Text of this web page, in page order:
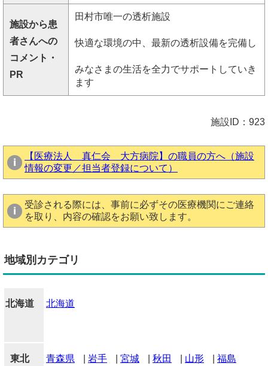
施設から患
者さんへの
コメント・
PR
田村市唯一の透析施設
快適な環境の中、最新の透析設備を完備し
みなさまの生活を全力でサポートしていき
ます
施設ID：923
【医療法人 真仁会 大方病院】の職員の方へ（施設
情報の変更／担当者登録について）
受診される際には、事前に必ずその医療機関にご連絡
を取り、内容の確認をお願い致します。
地域別カテゴリ
北海道 北海道
東北 青森県 岩手 宮城 秋田 山形 福島